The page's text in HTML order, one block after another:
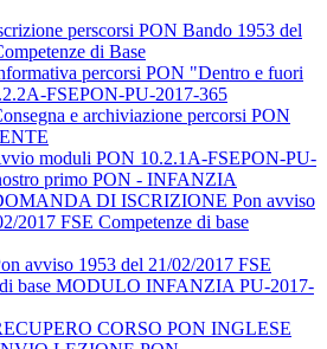
perscorsi PON Bando 1953 del
di Base
percorsi PON "Dentro e fuori
FSEPON-PU-2017-365
e archiviazione percorsi PON
moduli PON 10.2.1A-FSEPON-PU-
primo PON - INFANZIA
DI ISCRIZIONE Pon avviso
2017 FSE Competenze di base
avviso 1953 del 21/02/2017 FSE
di base MODULO INFANZIA PU-2017-
CORSO PON INGLESE